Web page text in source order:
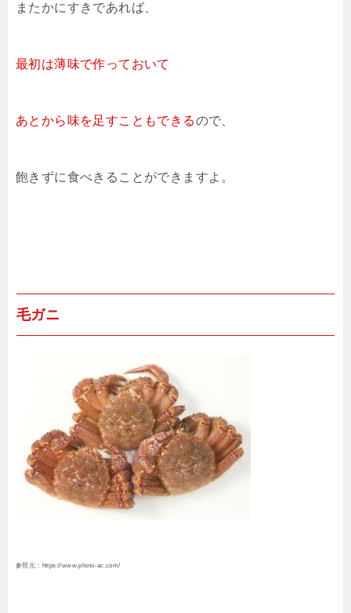
またかにすきであれば、
最初は薄味で作っておいて
あとから味を足すこともできるので、
飽きずに食べきることができますよ。
毛ガニ
参照元：https://www.photo-ac.com/